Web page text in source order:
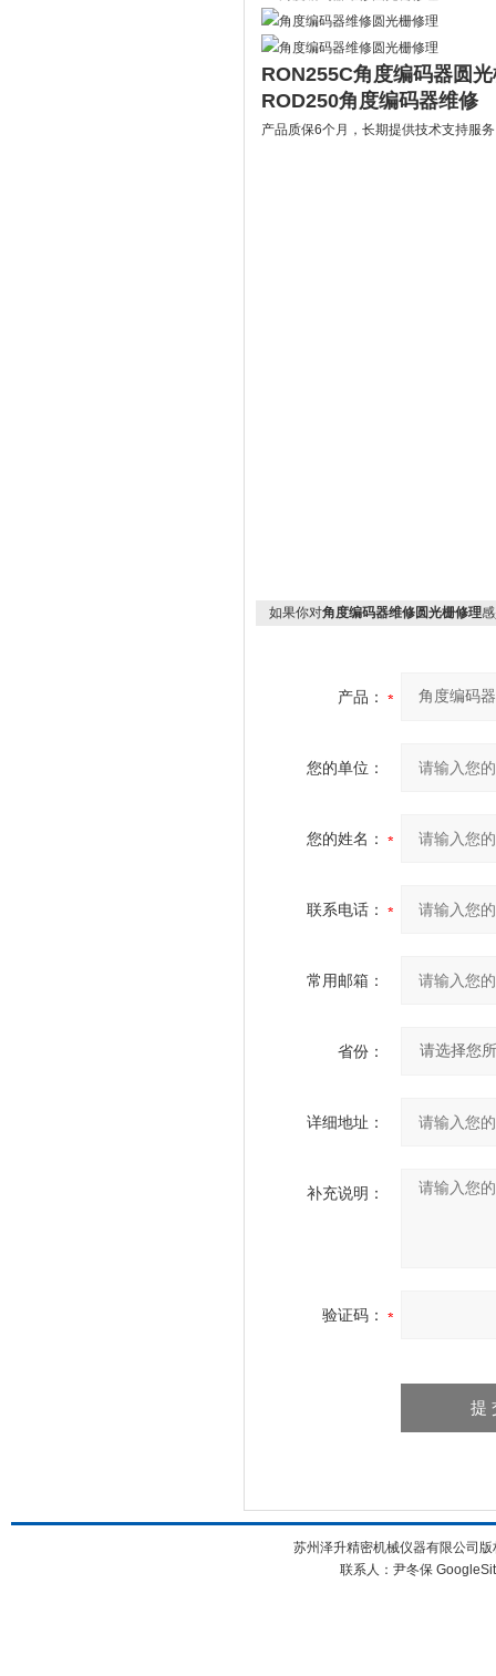
RON255C角度编码器圆
ROD250角度编码器维修
产品质保6个月，长期提供技术支持服
如果你对角度编码器维修圆光栅修理
产品：
您的单位：
您的姓名：
联系电话：
常用邮箱：
省份：
详细地址：
补充说明：
验证码：
苏州泽升精密机械仪器有限公司
联系人：尹冬保